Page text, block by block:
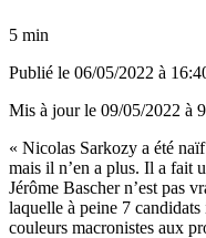
5 min
Publié le 06/05/2022 à
Mis à jour le 09/05/2022 à
« Nicolas Sarkozy a été
mais il n’en a plus. Il a fait
Jérôme Bascher n’est pas
laquelle à peine 7 candidats
couleurs macronistes aux